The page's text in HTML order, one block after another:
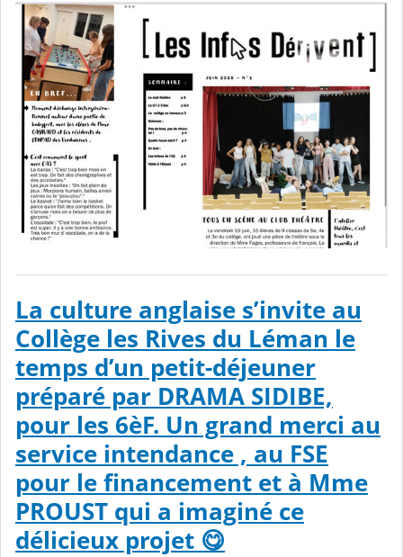
La culture anglaise s’invite au
Collège les Rives du Léman le
temps d’un petit-déjeuner
préparé par DRAMA SIDIBE,
pour les 6èF. Un grand merci au
service intendance , au FSE
pour le financement et à Mme
PROUST qui a imaginé ce
délicieux projet 😋